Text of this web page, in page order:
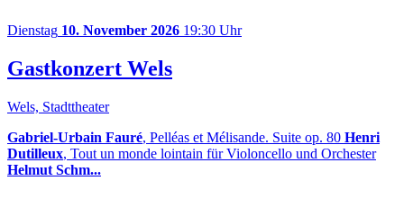
Dienstag 10. November 2026 19:30 Uhr
Gastkonzert Wels
Wels, Stadttheater
Gabriel-Urbain Fauré, Pelléas et Mélisande. Suite op. 80 Henri
Dutilleux, Tout un monde lointain für Violoncello und Orchester
Helmut Schm...